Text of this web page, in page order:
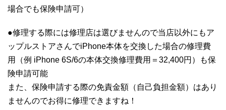
場合でも保険申請可）
●修理する際には修理店は選びませんので当店以外にもア
ップルストアさんでiPhone本体を交換した場合の修理費
用（例 iPhone 6S/6の本体交換修理費用＝32,400円）も保
険申請可能
また、保険申請する際の免責金額（自己負担金額）はあり
ませんのでお得に修理できますね！